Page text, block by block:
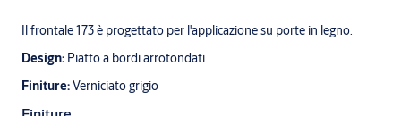
Il frontale 173 è progettato per l'applicazione su porte in legno.
Design: Piatto a bordi arrotondati
Finiture:Verniciato grigio